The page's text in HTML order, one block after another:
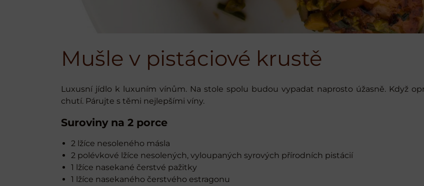
Mušle v pistáciové krustě
Luxusní jídlo k luxuním vínům. Na stole spolu budou vypadat naprosto úžasně. Když
chutí. Párujte s těmi nejlepšími víny.
Suroviny na 2 porce
2 lžíce nesoleného másla
2 polévkové lžíce nesolených, vyloupaných syrových přírodních pistácií
1 lžíce nasekané čerstvé pažitky
1 lžíce nasekaného čerstvého estragonu